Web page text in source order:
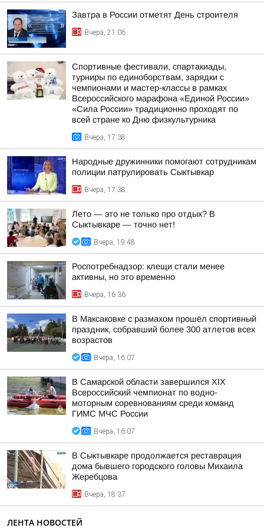
Завтра в России отметят День строителя
Вчера, 21:06
Спортивные фестивали, спартакиады,
турниры по единоборствам, зарядки с
чемпионами и мастер-классы в рамках
Всероссийского марафона «Единой России»
«Сила России» традиционно проходят по
всей стране ко Дню физкультурника
Вчера, 17:38
Народные дружинники помогают сотрудникам
полиции патрулировать Сыктывкар
Вчера, 17:38
Лето — это не только про отдых? В
Сыктывкаре — точно нет!
Вчера, 19:48
Роспотребнадзор: клещи стали менее
активны, но это временно
Вчера, 16:36
В Максаковке с размахом прошёл спортивный
праздник, собравший более 300 атлетов всех
возрастов
Вчера, 16:07
В Самарской области завершился XIХ
Всероссийский чемпионат по водно-
моторным соревнованиям среди команд
ГИМС МЧС России
Вчера, 16:07
В Сыктывкаре продолжается реставрация
дома бывшего городского головы Михаила
Жеребцова
Вчера, 18:37
ЛЕНТА НОВОСТЕЙ